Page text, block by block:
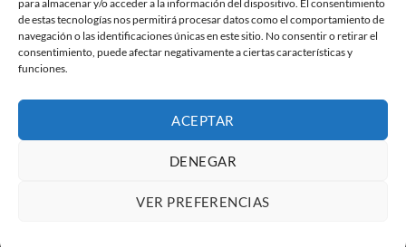
para almacenar y/o acceder a la información del dispositivo. El consentimiento
de estas tecnologías nos permitirá procesar datos como el comportamiento de
navegación o las identificaciones únicas en este sitio. No consentir o retirar el
consentimiento, puede afectar negativamente a ciertas características y
funciones.
ACEPTAR
DENEGAR
VER PREFERENCIAS
Puedes contactar con nosotros a través de nuestras redes
sociales o a través del correo :
contacto@sucubosymazmorras.com
Visa PayPal Stripe